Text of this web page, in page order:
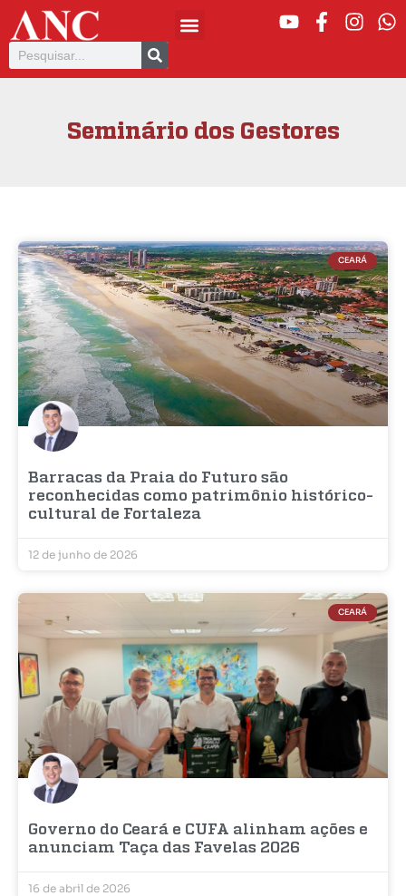
Seminário dos Gestores
CEARÁ
Barracas da Praia do Futuro são
reconhecidas como patrimônio histórico-
cultural de Fortaleza
12 de junho de 2026
CEARÁ
Governo do Ceará e CUFA alinham ações e
anunciam Taça das Favelas 2026
16 de abril de 2026